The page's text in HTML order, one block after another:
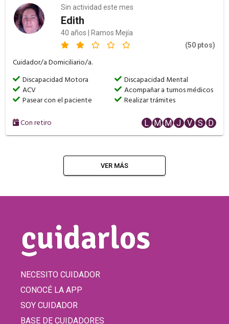
Sin actividad este mes
Edith
40 años | Ramos Mejía
(50 ptos)
Cuidador/a Domiciliario/a.
Discapacidad Motora
Discapacidad Mental
ACV
Acompañar a turnos médicos
Pasear con el paciente
Realizar trámites
Con retiro L M M J V S D
VER MÁS
NECESITO CUIDADOR
CONOCÉ LA APP
SOY CUIDADOR
BASE DE CUIDADORES